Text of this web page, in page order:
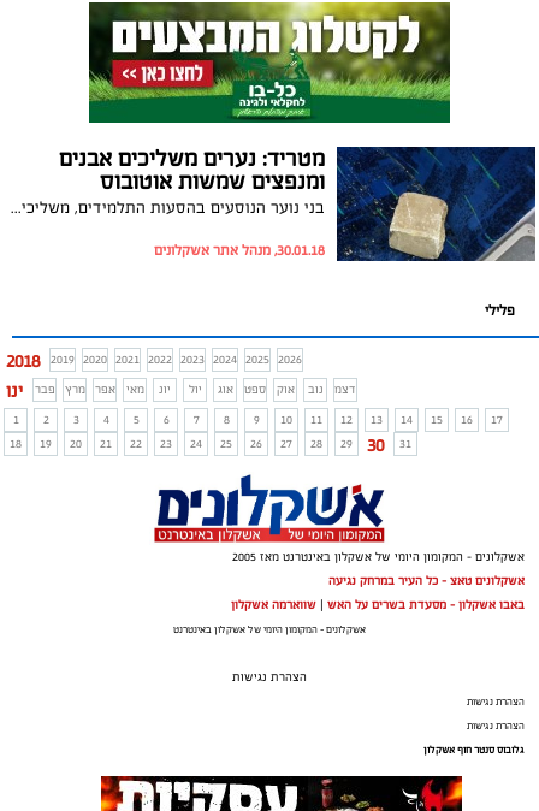
מטריד: נערים משליכים אבנים
ומנפצים שמשות אוטובוס
בני נוער הנוסעים בהסעות התלמידים, משליכים אבנים על האוטובוסים כ"מעשה קונדס" ולא ערים לחומרת מעשיהם. במשטרה קוראים להורים להעלות את הנושא למודעות ובינתיים בחברת "דן בדרום" מתמודדים מפעם לפעם עם נזקים של חלונות אוטובוס שבורים
30.01.18, מנהל אתר אשקלונים
פלילי
2018 2019 2020 2021 2022 2023 2024 2025 2026
ינו פבר מרץ אפר מאי יונ יול אוג ספט אוק נוב
דצמ
1
2 3 4 5 6 7 8 9 10 11 12 13 14 15 16
17
18
19 20 21 22 23 24 25 26 27 28 29 30 31
אשקלונים - המקומון היומי של אשקלון באינטרנט מאז 2005
אשקלונים טאצ - כל העיר במרחק נגיעה
באבו אשקלון - מסעדת בשרים על האש | שווארמה אשקלון
אשקלונים - המקומון היומי של אשקלון באינטרנט
הצהרת נגישות
הצהרת נגישות
הצהרת נגישות
גלובוס סנטר חוף אשקלון